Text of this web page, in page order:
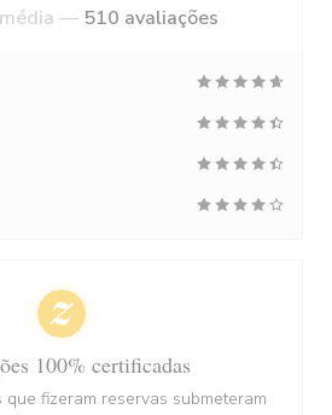
— 510 avaliações
100% certificadas
fizeram reservas submeteram